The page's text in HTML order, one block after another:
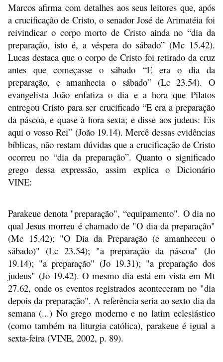
Marcos afirma com detalhes aos seus leitores que, após
a crucificação de Cristo, o senador José de Arimatéia foi
reivindicar o corpo morto de Cristo ainda no “dia da
preparação, isto é, a véspera do sábado” (Mc 15.42).
Lucas destaca que o corpo de Cristo foi retirado da cruz
antes que começasse o sábado “E era o dia da
preparação, e amanhecia o sábado” (Lc 23.54). O
evangelista João enfatiza o dia e a hora que Pilatos
entregou Cristo para ser crucificado “E era a preparação
da páscoa, e quase à hora sexta; e disse aos judeus: Eis
aqui o vosso Rei” (João 19.14). Mercê dessas evidências
bíblicas, não restam dúvidas que a crucificação de Cristo
ocorreu no “dia da preparação”. Quanto o significado
grego dessa expressão, assim explica o Dicionário
VINE:
Parakeue denota "preparação", “equipamento". O dia no
qual Jesus morreu é chamado de "O dia da preparação"
(Mc 15.42); "O Dia da Preparação (e amanheceu o
sábado)" (Lc 23.54); "a preparação da páscoa" (Jo
19.14); "a preparação" (Jo 19.31); "a preparação dos
judeus" (Jo 19.42). O mesmo dia está em vista em Mt
27.62, onde os eventos registrados aconteceram no "dia
depois da preparação". A referência seria ao sexto dia da
semana (...) No grego moderno e no latim eclesiástico
(como também na liturgia católica), parakeue é igual a
sexta-feira (VINE, 2002, p. 89).